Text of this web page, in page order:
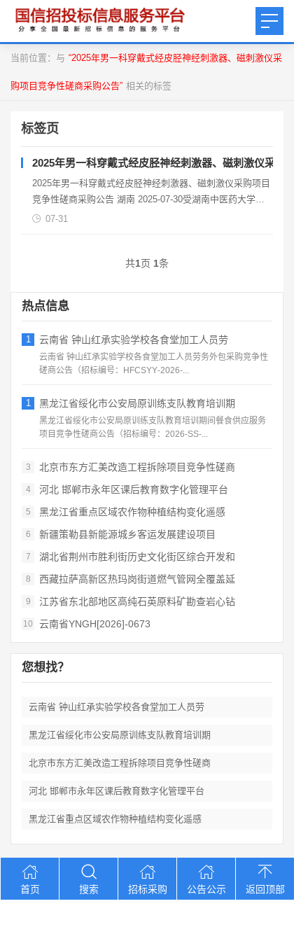
当前位置：与 “2025年男一科穿戴式经皮胫神经刺激器、磁刺激仪采
购项目竞争性磋商采购公告” 相关的标签
标签页
2025年男一科穿戴式经皮胫神经刺激器、磁刺激仪采购
2025年男一科穿戴式经皮胫神经刺激器、磁刺激仪采购项目
竞争性磋商采购公告 湖南 2025-07-30受湖南中医药大学第
一附属医院的委托，对2025年男一
07-31
共1页 1条
热点信息
1 云南省 钟山红承实验学校各食堂加工人员劳
云南省 钟山红承实验学校各食堂加工人员劳务外包采购竞争性
磋商公告（招标编号：HFCSYY‑2026‑...
1 黑龙江省绥化市公安局原训练支队教育培训期
黑龙江省绥化市公安局原训练支队教育培训期间餐食供应服务
项目竞争性磋商公告（招标编号：2026‑SS‑...
3 北京市东方汇美改造工程拆除项目竞争性磋商
4 河北 邯郸市永年区课后教育数字化管理平台
5 黑龙江省重点区域农作物种植结构变化遥感
6 新疆策勒县新能源城乡客运发展建设项目
7 湖北省荆州市胜利街历史文化街区综合开发和
8 西藏拉萨高新区热玛岗街道燃气管网全覆盖延
9 江苏省东北部地区高纯石英原料矿勘查岩心钻
10 云南省YNGH[2026]-0673
您想找？
云南省 钟山红承实验学校各食堂加工人员劳
黑龙江省绥化市公安局原训练支队教育培训期
北京市东方汇美改造工程拆除项目竞争性磋商
河北 邯郸市永年区课后教育数字化管理平台
黑龙江省重点区域农作物种植结构变化遥感
Copyright © 2012-2026 中招招标网 版权所有 网站备案号：京
ICP备2023026371号-2
首页 搜索 招标采购 公告公示 返回顶部